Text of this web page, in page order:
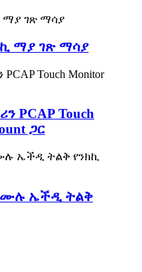
ማያ ገጽ ማሳያ
PCAP Touch
ጋር
ኤችዲ ትልቅ